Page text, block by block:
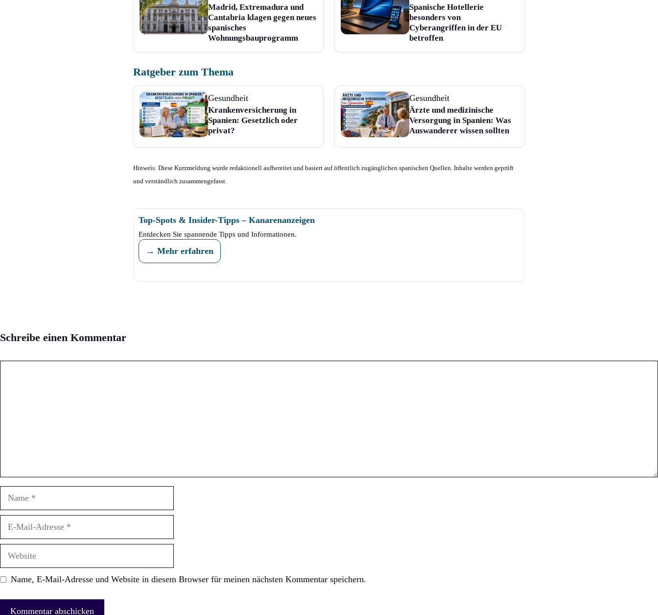
Madrid, Extremadura und
Cantabria klagen gegen neues
spanisches
Wohnungsbauprogramm
Spanische Hotellerie
besonders von
Cyberangriffen in der EU
betroffen
Ratgeber zum Thema
Gesundheit
Krankenversicherung in
Spanien: Gesetzlich oder
privat?
Gesundheit
Ärzte und medizinische
Versorgung in Spanien: Was
Auswanderer wissen sollten
Hinweis: Diese Kurzmeldung wurde redaktionell aufbereitet und basiert auf öffentlich zugänglichen spanischen Quellen. Inhalte werden geprüft
und verständlich zusammengefasst.
Top-Spots & Insider-Tipps – Kanarenanzeigen
Entdecken Sie spannende Tipps und Informationen.
→ Mehr erfahren
Schreibe einen Kommentar
Adresse
Name, E-Mail-Adresse und Website in diesem Browser für meinen nächsten Kommentar speichern.